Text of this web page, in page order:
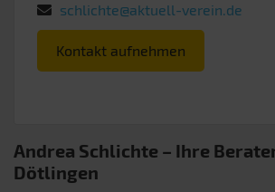
schlichte@aktuell-verein.de
Kontakt aufnehmen
Andrea Schlichte – Ihre
Dötlingen